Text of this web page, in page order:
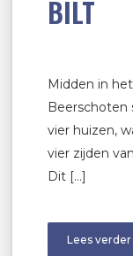
BILT
Midden in
Beerschoten
vier huizen,
vier zijden
Dit […]
Lees verder